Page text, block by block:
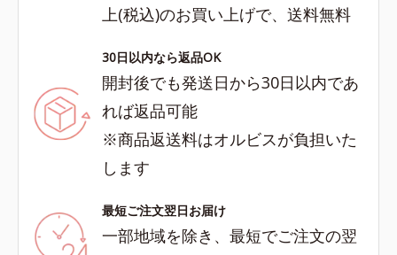
上(税込)のお買い上げで、送料無料
30日以内なら返品OK
開封後でも発送日から30日以内であ
れば返品可能
※商品返送料はオルビスが負担いた
します
最短ご注文翌日お届け
一部地域を除き、最短でご注文の翌